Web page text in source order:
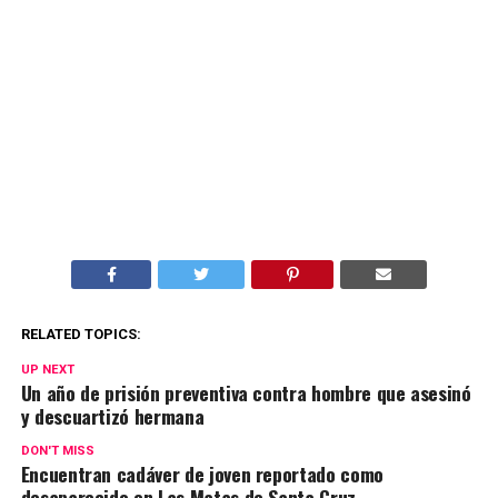
RELATED TOPICS:
UP NEXT
Un año de prisión preventiva contra hombre que asesinó
y descuartizó hermana
DON'T MISS
Encuentran cadáver de joven reportado como